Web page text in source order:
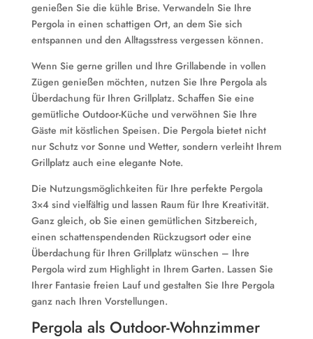
genießen Sie die kühle Brise. Verwandeln Sie Ihre
Pergola in einen schattigen Ort, an dem Sie sich
entspannen und den Alltagsstress vergessen können.
Wenn Sie gerne grillen und Ihre Grillabende in vollen
Zügen genießen möchten, nutzen Sie Ihre Pergola als
Überdachung für Ihren Grillplatz. Schaffen Sie eine
gemütliche Outdoor-Küche und verwöhnen Sie Ihre
Gäste mit köstlichen Speisen. Die Pergola bietet nicht
nur Schutz vor Sonne und Wetter, sondern verleiht Ihrem
Grillplatz auch eine elegante Note.
Die Nutzungsmöglichkeiten für Ihre perfekte Pergola
3×4 sind vielfältig und lassen Raum für Ihre Kreativität.
Ganz gleich, ob Sie einen gemütlichen Sitzbereich,
einen schattenspendenden Rückzugsort oder eine
Überdachung für Ihren Grillplatz wünschen – Ihre
Pergola wird zum Highlight in Ihrem Garten. Lassen Sie
Ihrer Fantasie freien Lauf und gestalten Sie Ihre Pergola
ganz nach Ihren Vorstellungen.
Pergola als Outdoor-Wohnzimmer